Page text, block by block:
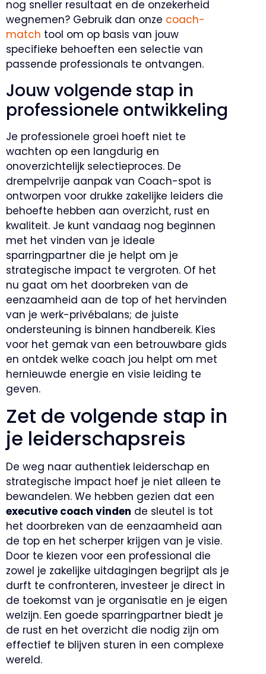
nog sneller resultaat en de onzekerheid
wegnemen? Gebruik dan onze coach-
match tool om op basis van jouw
specifieke behoeften een selectie van
passende professionals te ontvangen.
Jouw volgende stap in
professionele ontwikkeling
Je professionele groei hoeft niet te
wachten op een langdurig en
onoverzichtelijk selectieproces. De
drempelvrije aanpak van Coach-spot is
ontworpen voor drukke zakelijke leiders die
behoefte hebben aan overzicht, rust en
kwaliteit. Je kunt vandaag nog beginnen
met het vinden van je ideale
sparringpartner die je helpt om je
strategische impact te vergroten. Of het
nu gaat om het doorbreken van de
eenzaamheid aan de top of het hervinden
van je werk-privébalans; de juiste
ondersteuning is binnen handbereik. Kies
voor het gemak van een betrouwbare gids
en ontdek welke coach jou helpt om met
hernieuwde energie en visie leiding te
geven.
Zet de volgende stap in
je leiderschapsreis
De weg naar authentiek leiderschap en
strategische impact hoef je niet alleen te
bewandelen. We hebben gezien dat een
executive coach vinden de sleutel is tot
het doorbreken van de eenzaamheid aan
de top en het scherper krijgen van je visie.
Door te kiezen voor een professional die
zowel je zakelijke uitdagingen begrijpt als je
durft te confronteren, investeer je direct in
de toekomst van je organisatie en je eigen
welzijn. Een goede sparringpartner biedt je
de rust en het overzicht die nodig zijn om
effectief te blijven sturen in een complexe
wereld.